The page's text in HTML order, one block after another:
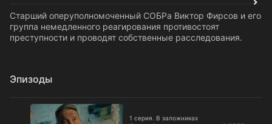
Старший оперуполномоченный СОБРа Виктор Фирсов и его
группа немедленного реагирования противостоят
преступности и проводят собственные расследования.
Эпизоды
1 серия. В заложниках
1 серия. В заложниках